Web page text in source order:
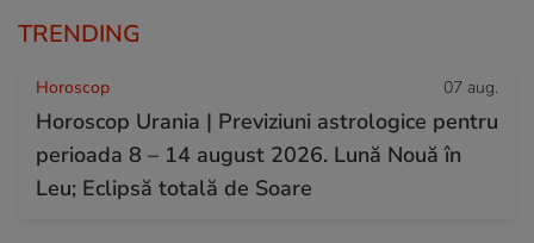
TRENDING
Horoscop 07 aug.
Horoscop Urania | Previziuni astrologice pentru
perioada 8 – 14 august 2026. Lună Nouă în
Leu; Eclipsă totală de Soare